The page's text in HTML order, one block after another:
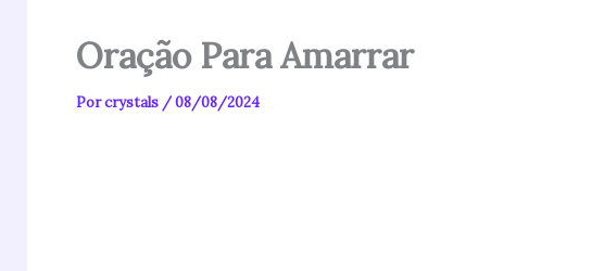
Oração Para Amarrar
Porcrystals /08/08/2024